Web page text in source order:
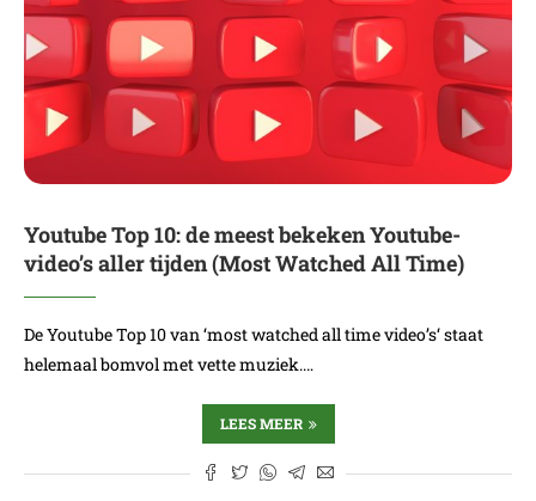
Youtube Top 10: de meest bekeken Youtube-
video’s aller tijden (Most Watched All Time)
De Youtube Top 10 van ‘most watched all time video’s‘ staat
helemaal bomvol met vette muziek.…
LEES MEER